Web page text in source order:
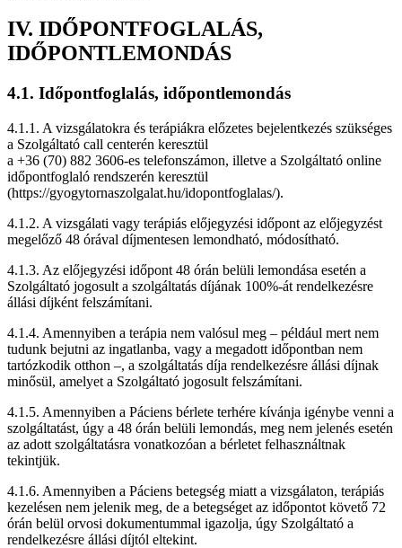
IV. IDŐPONTFOGLALÁS,
IDŐPONTLEMONDÁS
4.1. Időpontfoglalás, időpontlemondás
4.1.1. A vizsgálatokra és terápiákra előzetes bejelentkezés szükséges
a Szolgáltató call centerén keresztül
a +36 (70) 882 3606-es telefonszámon, illetve a Szolgáltató online
időpontfoglaló rendszerén keresztül
(https://gyogytornaszolgalat.hu/idopontfoglalas/).
4.1.2. A vizsgálati vagy terápiás előjegyzési időpont az előjegyzést
megelőző 48 órával díjmentesen lemondható, módosítható.
4.1.3. Az előjegyzési időpont 48 órán belüli lemondása esetén a
Szolgáltató jogosult a szolgáltatás díjának 100%-át rendelkezésre
állási díjként felszámítani.
4.1.4. Amennyiben a terápia nem valósul meg – például mert nem
tudunk bejutni az ingatlanba, vagy a megadott időpontban nem
tartózkodik otthon –, a szolgáltatás díja rendelkezésre állási díjnak
minősül, amelyet a Szolgáltató jogosult felszámítani.
4.1.5. Amennyiben a Páciens bérlete terhére kívánja igénybe venni a
szolgáltatást, úgy a 48 órán belüli lemondás, meg nem jelenés esetén
az adott szolgáltatásra vonatkozóan a bérletet felhasználtnak
tekintjük.
4.1.6. Amennyiben a Páciens betegség miatt a vizsgálaton, terápiás
kezelésen nem jelenik meg, de a betegséget az időpontot követő 72
órán belül orvosi dokumentummal igazolja, úgy Szolgáltató a
rendelkezésre állási díjtól eltekint.